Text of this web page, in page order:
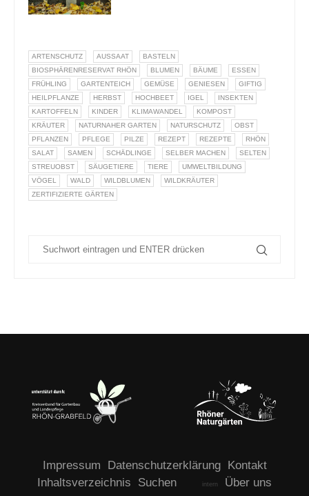
ARTENSCHUTZ AUSSAAT
BASTELN
BIOSPHÄRENRESERVAT RHÖN
BLUMEN BÄUME
ESSEN
FRÜHLING
GARTENTEICH GEMÜSE GENIESEN
GIFTIG
HEILPFLANZE
HERBST HOCHBEET IGEL
INSEKTEN
KARTOFFELN
KINDER KLIMAWANDEL
KOMPOST
KRÄUTER
NATURNAHER GARTEN NATURSCHUTZ
OBST
PFLANZEN
PFLEGE PILZE REZEPT REZEPTE
RHÖN
SALAT
SAMEN SCHÄDLINGE SELBER MACHEN
SELTEN
STREUOBST
SÄUGETIERE TIERE
UMWELTBILDUNG
VÖGEL
WALD WILDBLUMEN
WILDKRÄUTER
ZERTIFIZIERTE GÄRTEN
Impressum Datenschutzerklärung
Kontakt
Inhaltsverzeichnis
Suchen intern Über uns